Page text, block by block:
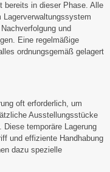
bereits in dieser Phase. Alle
Lagerverwaltungssystem
und
Eine regelmäßige
ordnungsgemäß gelagert
oft erforderlich, um
Ausstellungsstücke
temporäre Lagerung
und effiziente Handhabung
dazu spezielle